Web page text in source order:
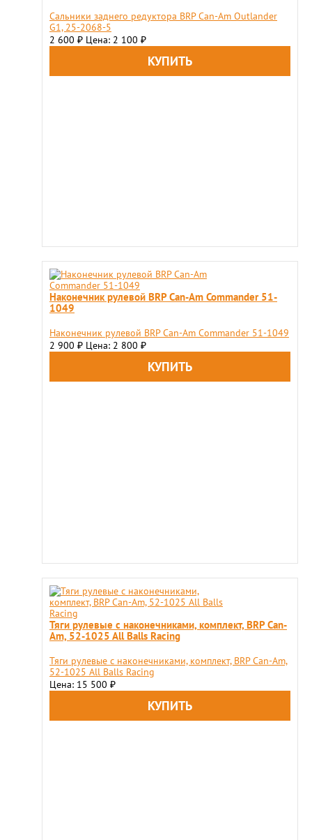
Сальники заднего редуктора BRP Can-Am Outlander
G1, 25-2068-5
2 600 ₽ Цена: 2 100 ₽
Наконечник рулевой BRP Can-Am Commander 51-
1049
Наконечник рулевой BRP Can-Am Commander 51-1049
2 900 ₽ Цена: 2 800 ₽
Тяги рулевые с наконечниками, комплект, BRP Can-
Am, 52-1025 All Balls Racing
Тяги рулевые с наконечниками, комплект, BRP Can-Am,
52-1025 All Balls Racing
Цена: 15 500 ₽